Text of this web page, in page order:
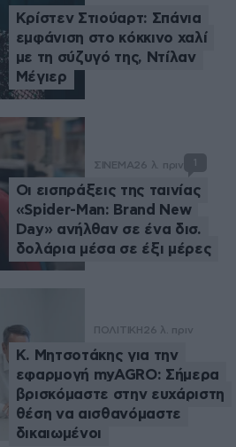
Κρίστεν Στιούαρτ: Σπάνια
εμφάνιση στο κόκκινο χαλί
με τη σύζυγό της, Ντίλαν
Μέγιερ
ΣΙΝΕΜΑ26 λ. πριν 1
Οι εισπράξεις της ταινίας
«Spider-Man: Brand New
Day» ανήλθαν σε ένα δισ.
δολάρια μέσα σε έξι μέρες
ΠΟΛΙΤΙΚΗ 26 λ. πριν
Κ. Μητσοτάκης για την
εφαρμογή myAGRO: Σήμερα
βρισκόμαστε στην ευχάριστη
θέση να αισθανόμαστε
δικαιωμένοι